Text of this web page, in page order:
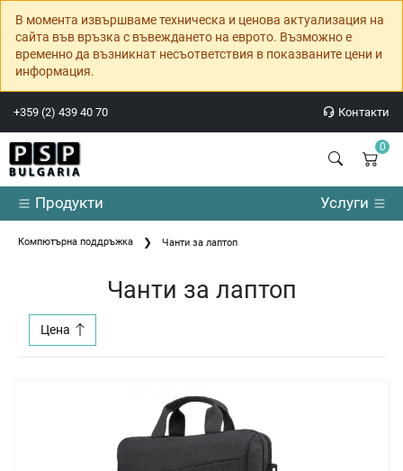
В момента извършваме техническа и ценова актуализация на
сайта във връзка с въвеждането на еврото. Възможно е
временно да възникнат несъответствия в показваните цени и
информация.
+359 (2) 439 40 70 Контакти
0
Продукти Услуги
Компютърна поддръжка Чанти за лаптоп
Чанти за лаптоп
Цена